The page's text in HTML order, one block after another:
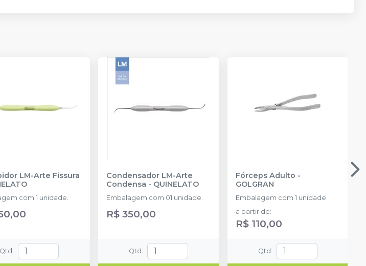
LM-Arte Fissura
com 1 unidade.
Qtd :
Condensador LM-Arte
Condensa - QUINELATO
Embalagem com 01 unidade.
R$ 350,00
Qtd :
Fórceps Adulto -
GOLGRAN
Embalagem com 1 unidade
a partir de:
R$ 110,00
Qtd :